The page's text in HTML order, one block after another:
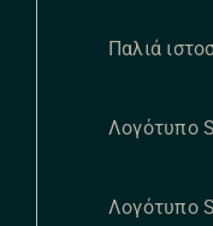
Παλιά
Λογότυπο
Λογότυπο